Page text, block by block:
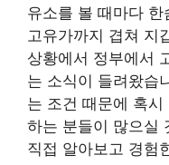
유소를 볼 때마다
고유가까지 겹쳐 지
상황에서 정부에서
는 소식이 들려왔습
는 조건 때문에 혹
하는 분들이 많으실
직접 알아보고 경험